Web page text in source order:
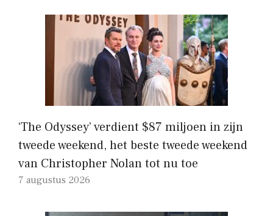
‘The Odyssey’ verdient $87 miljoen in zijn
tweede weekend, het beste tweede weekend
van Christopher Nolan tot nu toe
7 augustus 2026